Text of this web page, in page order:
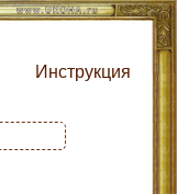
Инструкция